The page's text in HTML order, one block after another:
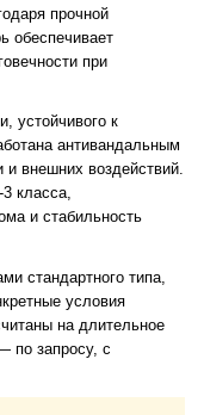
прочной
обеспечивает
при
устойчивого к
антивандальным
внешних воздействий.
класса,
и стабильность
стандартного типа,
условия
на длительное
по запросу, с